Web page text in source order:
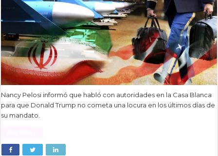
Nancy Pelosi informó que habló con autoridades en la Casa Blanca
para que Donald Trump no cometa una locura en los últimos días de
su mandato.